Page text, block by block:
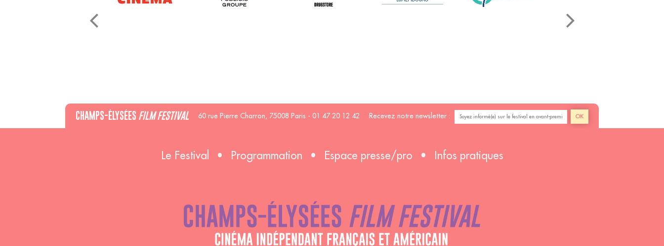
CHAMPS-ÉLYSÉES FILM FESTIVAL 60 rue Pierre Charron, 75008 Paris - 01 47 20 12 42 Recevez notre newsletter :
Le Festival • Programmation • Espace presse/pro • Infos pratiques